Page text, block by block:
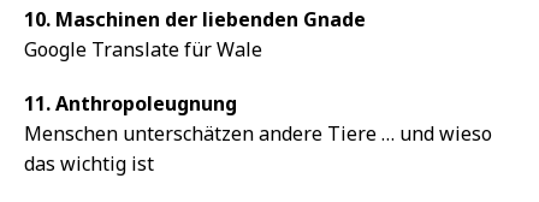
10. Maschinen der liebenden Gnade
Google Translate für Wale
11. Anthropoleugnung
Menschen unterschätzen andere Tiere … und wieso
das wichtig ist